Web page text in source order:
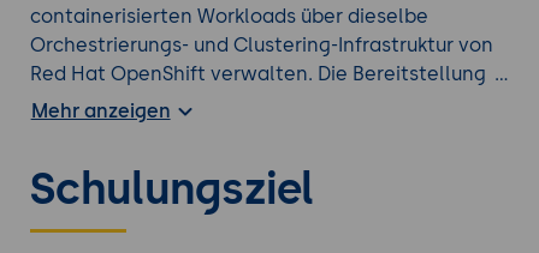
containerisierten Workloads über dieselbe
Orchestrierungs- und Clustering-Infrastruktur von
Red Hat OpenShift verwalten. Die Bereitstellung
von virtuellen Maschinen (VMs) auf OpenShift
Cloud-native Anwendungen und unterstützende
Praktiken wie CI/CD, DevOps und SRE. Dadurch
Mehr anzeigen
Schulungsziel